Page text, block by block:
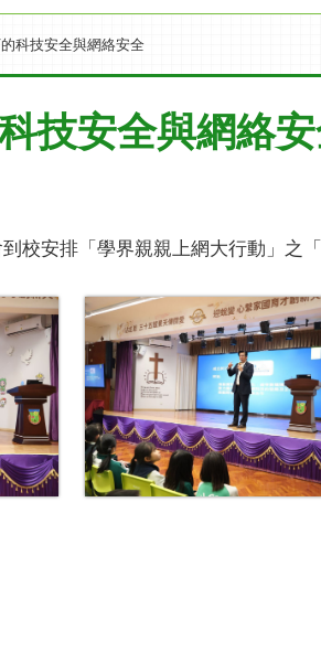
科技安全與網絡安全
技安全與網絡
校安排「學界親親上網大行動」之